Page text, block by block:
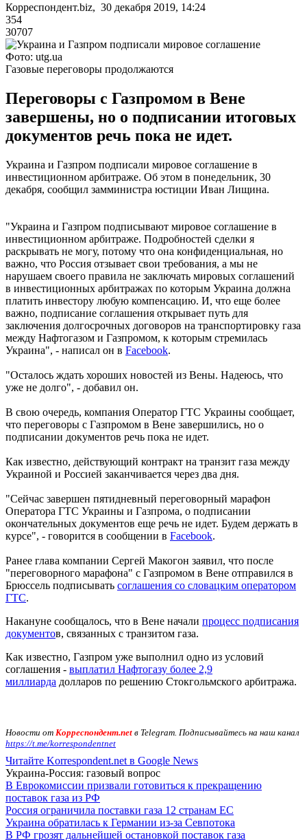
Корреспондент.biz, 30 декабря 2019, 14:24
354
30707
Фото: utg.ua
Газовые переговоры продолжаются
Переговоры с Газпромом в Вене
завершены, но о подписании итоговых
документов речь пока не идет.
Украина и Газпром подписали мировое соглашение в
инвестиционном арбитраже. Об этом в понедельник, 30
декабря, сообщил замминистра юстиции Иван Лищина.
"Украина и Газпром подписывают мировое соглашение в
инвестиционном арбитраже. Подробностей сделки я
раскрывать не могу, потому что она конфиденциальная, но
важно, что Россия отзывает свои требования, а мы не
нарушаем своего правила не заключать мировых соглашений
в инвестиционных арбитражах по которым Украина должна
платить инвестору любую компенсацию. И, что еще более
важно, подписание соглашения открывает путь для
заключения долгосрочных договоров на транспортировку газа
между Нафтогазом и Газпромом, к которым стремилась
Украина", - написал он в Facebook.
"Осталось ждать хороших новостей из Вены. Надеюсь, что
уже не долго", - добавил он.
В свою очередь, компания Оператор ГТС Украины сообщает,
что переговоры с Газпромом в Вене завершились, но о
подписании документов речь пока не идет.
Как известно, действующий контракт на транзит газа между
Украиной и Россией заканчивается через два дня.
"Сейчас завершен пятидневный переговорный марафон
Оператора ГТС Украины и Газпрома, о подписании
окончательных документов еще речь не идет. Будем держать в
курсе", - говорится в сообщении в Facebook.
Ранее глава компании Сергей Макогон заявил, что после
"переговорного марафона" с Газпромом в Вене отправился в
Брюссель подписывать соглашения со словацким оператором
ГТС.
Накануне сообщалось, что в Вене начали процесс подписания
документов, связанных с транзитом газа.
Как известно, Газпром уже выполнил одно из условий
соглашения - выплатил Нафтогазу более 2,9
миллиарда долларов по решению Стокгольмского арбитража.
Новости от Корреспондент.net в Telegram. Подписывайтесь на наш канал
https://t.me/korrespondentnet
Читайте Korrespondent.net в Google News
Украина-Россия: газовый вопрос
В Еврокомиссии призвали готовиться к прекращению
поставок газа из РФ
Россия ограничила поставки газа 12 странам ЕС
Украина обратилась к Германии из-за Севпотока
В РФ грозят дальнейшей остановкой поставок газа